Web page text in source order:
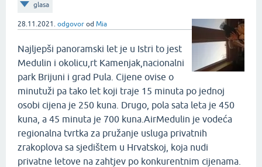
glasa
28.11.2021. odgovor od Mia
Najljepši panoramski let je u Istri to jest
Medulin i okolicu,rt Kamenjak,nacionalni
park Brijuni i grad Pula. Cijene ovise o
minutuži pa tako let koji traje 15 minuta po jednoj
osobi cijena je 250 kuna. Drugo, pola sata leta je 450
kuna, a 45 minuta je 700 kuna.AirMedulin je vodeća
regionalna tvrtka za pružanje usluga privatnih
zrakoplova sa sjedištem u Hrvatskoj, koja nudi
privatne letove na zahtjev po konkurentnim cijenama.